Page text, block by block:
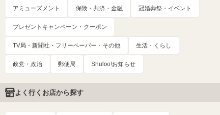
アミューズメント 保険・共済・金融 冠婚葬祭・イベント
プレゼントキャンペーン・クーポン
TV局・新聞社・フリーペーパー・その他 生活・くらし
政党・政治 郵便局 Shufoo!お知らせ
よく行くお店から探す